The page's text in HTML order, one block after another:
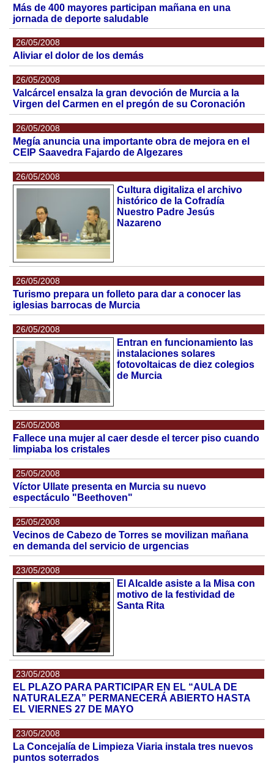
Más de 400 mayores participan mañana en una
jornada de deporte saludable
26/05/2008
Aliviar el dolor de los demás
26/05/2008
Valcárcel ensalza la gran devoción de Murcia a la
Virgen del Carmen en el pregón de su Coronación
26/05/2008
Megía anuncia una importante obra de mejora en el
CEIP Saavedra Fajardo de Algezares
26/05/2008
Cultura digitaliza el archivo
histórico de la Cofradía
Nuestro Padre Jesús
Nazareno
26/05/2008
Turismo prepara un folleto para dar a conocer las
iglesias barrocas de Murcia
26/05/2008
Entran en funcionamiento las
instalaciones solares
fotovoltaicas de diez colegios
de Murcia
25/05/2008
Fallece una mujer al caer desde el tercer piso cuando
limpiaba los cristales
25/05/2008
Víctor Ullate presenta en Murcia su nuevo
espectáculo "Beethoven"
25/05/2008
Vecinos de Cabezo de Torres se movilizan mañana
en demanda del servicio de urgencias
23/05/2008
El Alcalde asiste a la Misa con
motivo de la festividad de
Santa Rita
23/05/2008
EL PLAZO PARA PARTICIPAR EN EL “AULA DE
NATURALEZA” PERMANECERÁ ABIERTO HASTA
EL VIERNES 27 DE MAYO
23/05/2008
La Concejalía de Limpieza Viaria instala tres nuevos
puntos soterrados